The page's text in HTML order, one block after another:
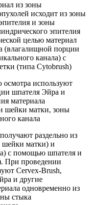
из зоны
исходит из зоны
и зоны
эпителия
целью материал
(влагалищной порции
канала) с
(типа Cytobrush)
используют
шпателя Эйра и
материала
шейки матки, зоны
канала
раздельно из
шейки матки) и
с помощью шпателя и
При проведении
Cervex-Brush,
и другие
одновременно из
стыка